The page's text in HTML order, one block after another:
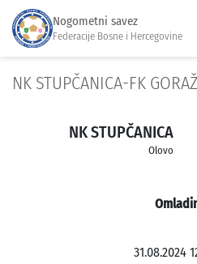
Nogometni savez
Federacije Bosne i Hercegovine
NK STUPČANICA-FK
NK STUPČANICA
Olovo
31.08.2024